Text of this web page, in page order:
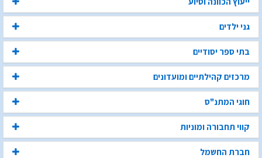
גני ילדים
בתי ספר יסודיים
מרכזים קהילתיים ומועדונים
חוגי המתנ"ס
קווי תחבורה ומוניות
חברת החשמל